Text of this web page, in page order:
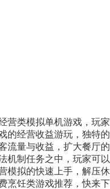
营类模拟单机游戏，玩家
的经营收益游玩，独特的
流量与收益，扩大餐厅的
机制任务之中，玩家可以
模拟的快速上手，解压休
烹饪类游戏推荐，快来下